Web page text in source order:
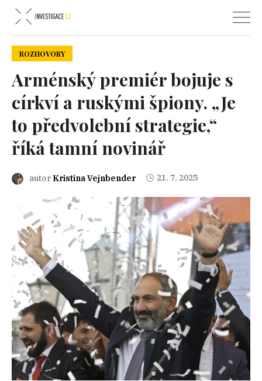
ROZHOVORY
Arménský premiér bojuje s
církví a ruskými špiony. „Je
to předvolební strategie,“
říká tamní novinář
autor Kristina Vejnbender 21. 7. 2025